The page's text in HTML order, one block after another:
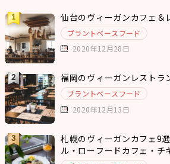
仙台のヴィーガンカフェ＆
プラントベースフード
2020年12月28日
福岡のヴィーガンレストラ
プラントベースフード
2020年12月13日
札幌のヴィーガンカフェ9
ル・ローフードカフェ・チ